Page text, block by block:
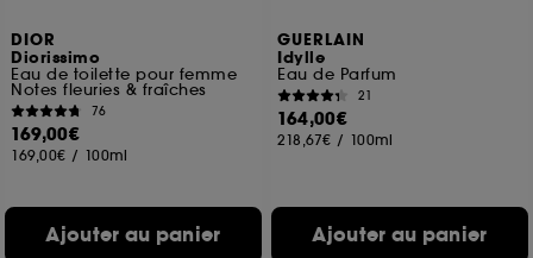
DIOR
Diorissimo
Eau de toilette pour femme
Notes fleuries & fraîches
76
169,00€
169,00€ / 100ml
Ajouter au panier
GUERLAIN
Idylle
Eau de Parfum
21
164,00€
218,67€ / 100ml
Ajouter au panier